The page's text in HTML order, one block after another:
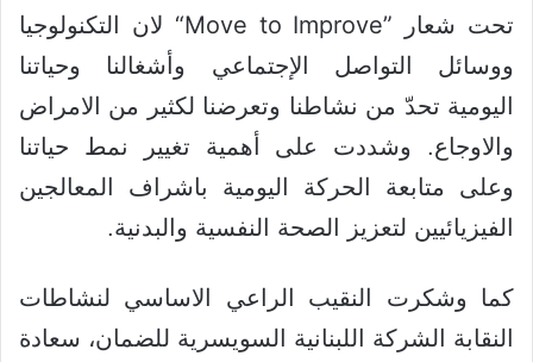
تحت شعار
“Move to Improve” لان التكنولوجيا
ووسائل التواصل الإجتماعي وأشغالنا وحياتنا
اليومية تحدّ من نشاطنا وتعرضنا لكثير من الامراض
والاوجاع. وشددت على أهمية تغيير نمط حياتنا
وعلى متابعة الحركة اليومية باشراف المعالجين
الفيزيائيين لتعزيز الصحة النفسية والبدنية.
كما وشكرت النقيب الراعي الاساسي لنشاطات
النقابة الشركة اللبنانية السويسرية للضمان، سعادة